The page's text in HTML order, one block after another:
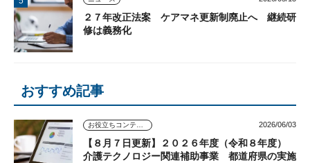
２７年改正法案 ケアマネ更新制廃止へ 継続研
修は義務化
おすすめ記事
お役立ちコンテンツ 2026/06/03
【８月７日更新】２０２６年度（令和８年度）
介護テクノロジー関連補助事業 都道府県の実施